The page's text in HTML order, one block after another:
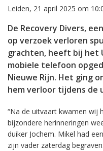
Leiden, 21 april 2025 om
De Recovery Divers,
op verzoek verloren
grachten, heeft bij het
mobiele telefoon
Nieuwe Rijn. Het ging
hem verloor tijdens de
“Na de uitvaart kwamen wij
bijzondere herinneringen
duiker Jochem. Mikel had
zijn vader zaterdag